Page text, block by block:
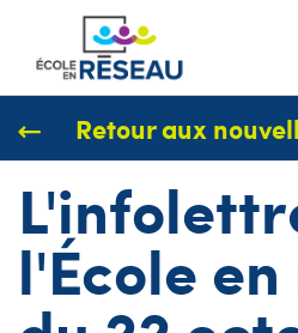
Retour aux
l'École